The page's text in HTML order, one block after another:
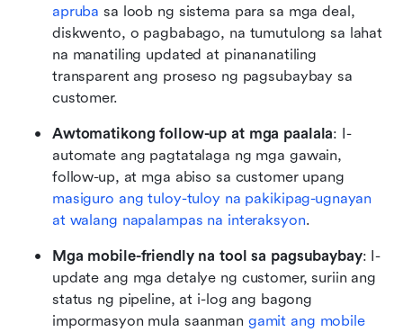
apruba sa loob ng sistema para sa mga deal,
diskwento, o pagbabago, na tumutulong sa lahat
na manatiling updated at pinananatiling
transparent ang proseso ng pagsubaybay sa
customer.
Awtomatikong follow-up at mga paalala: I-
automate ang pagtatalaga ng mga gawain,
masiguro ang tuloy-tuloy na pakikipag-ugnayan
at walang napalampas na interaksyon.
Mga mobile-friendly na tool sa pagsubaybay: I-
update ang mga detalye ng customer, suriin ang
status ng pipeline, at i-log ang bagong
impormasyon mula saanman gamit ang mobile